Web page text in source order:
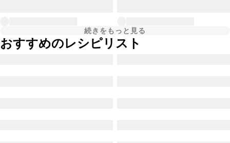
続きをもっと見る
おすすめのレシピリスト